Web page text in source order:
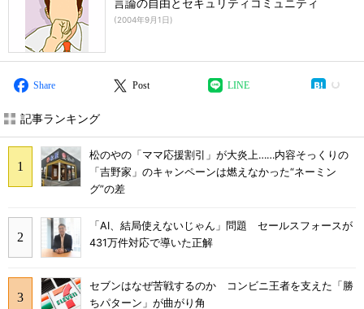
言論の自由とセキュリティコミュニティ
(2004年9月1日)
Share Post LINE
記事ランキング
松のやの「ママ応援割引」が大炎上……内容そっくりの
「吉野家」のキャンペーンは燃えなかった“ネーミン
グ”の差
「AI、結局使えないじゃん」問題 セールスフォースが
431万件対応で導いた正解
セブンはなぜ苦戦するのか コンビニ王者を支えた「勝
ちパターン」が曲がり角